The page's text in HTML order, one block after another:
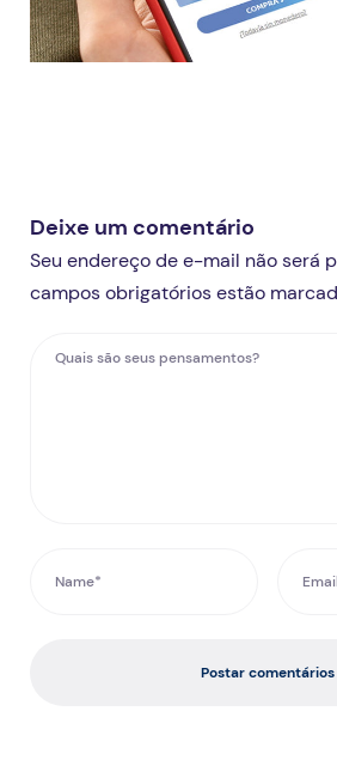
Deixe um comentário
Seu endereço de e-mail não será
campos obrigatórios estão
Postar comentários